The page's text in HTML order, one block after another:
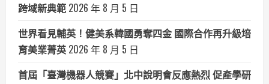
跨域新典範 2026 年 8 月 5 日
世界看見輔英！健美系韓國勇奪四金 國際合作再升級培
育美業菁英 2026 年 8 月 5 日
首屆「臺灣機器人競賽」北中說明會反應熱烈 促產學研